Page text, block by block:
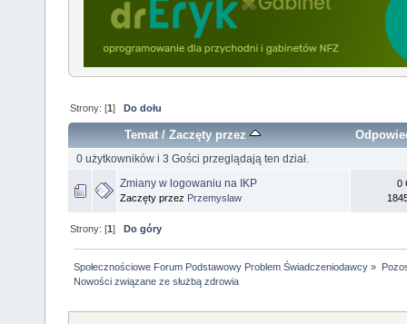
Strony: [1] Do dołu
Temat/Zaczęty przez
0 użytkowników i 3 Gości przeglądają ten dział.
Zmiany w logowaniu na IKP
Zaczęty przez Przemyslaw
0
Strony: [1] Do góry
Społecznościowe Forum Podstawowy Problem Świadczeniodawcy »
Nowości związane ze służbą zdrowia